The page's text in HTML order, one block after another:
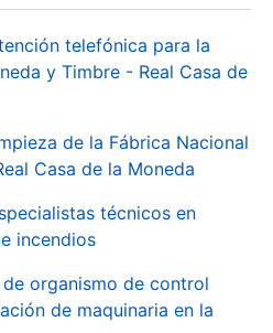
telefónica para la
y Timbre - Real Casa de
de la Fábrica Nacional
Casa de la Moneda
técnicos en
incendios
organismo de control
de maquinaria en la